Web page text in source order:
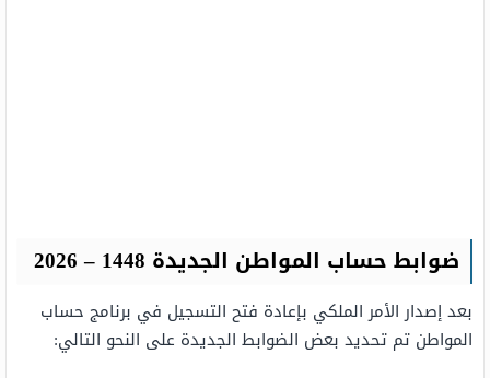
ضوابط حساب المواطن الجديدة 1448 – 2026
بعد إصدار الأمر الملكي بإعادة فتح التسجيل في برنامج حساب
المواطن تم تحديد بعض الضوابط الجديدة على النحو التالي: